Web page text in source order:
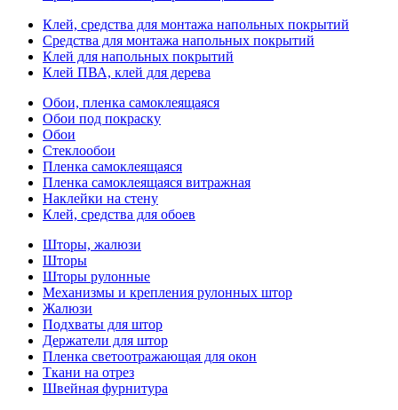
Клей, средства для монтажа напольных покрытий
Средства для монтажа напольных покрытий
Клей для напольных покрытий
Клей ПВА, клей для дерева
Обои, пленка самоклеящаяся
Обои под покраску
Обои
Стеклообои
Пленка самоклеящаяся
Пленка самоклеящаяся витражная
Наклейки на стену
Клей, средства для обоев
Шторы, жалюзи
Шторы
Шторы рулонные
Механизмы и крепления рулонных штор
Жалюзи
Подхваты для штор
Держатели для штор
Пленка светоотражающая для окон
Ткани на отрез
Швейная фурнитура